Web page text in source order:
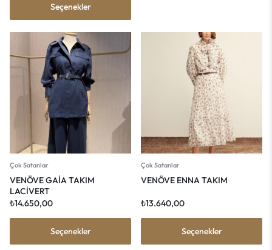
Seçenekler
Çok Satanlar
VENÖVE GAİA TAKIM
LACİVERT
₺14.650,00
Seçenekler
Çok Satanlar
VENÖVE ENNA TAKIM
₺13.640,00
Seçenekler